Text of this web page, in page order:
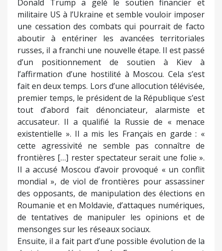
Donald Trump a gelé le soutien financier et
militaire US à l’Ukraine et semble vouloir imposer
une cessation des combats qui pourrait de facto
aboutir à entériner les avancées territoriales
russes, il a franchi une nouvelle étape. Il est passé
d’un positionnement de soutien à Kiev à
l’affirmation d’une hostilité à Moscou. Cela s’est
fait en deux temps. Lors d’une allocution télévisée,
premier temps, le président de la République s’est
tout d’abord fait dénonciateur, alarmiste et
accusateur. Il a qualifié la Russie de « menace
existentielle ». Il a mis les Français en garde : «
cette agressivité ne semble pas connaître de
frontières […] rester spectateur serait une folie ».
Il a accusé Moscou d’avoir provoqué « un conflit
mondial », de viol de frontières pour assassiner
des opposants, de manipulation des élections en
Roumanie et en Moldavie, d’attaques numériques,
de tentatives de manipuler les opinions et de
mensonges sur les réseaux sociaux.
Ensuite, il a fait part d’une possible évolution de la